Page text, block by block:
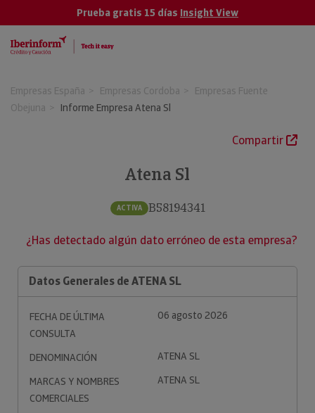
Prueba gratis 15 días Insight View
Empresas España Empresas Cordoba
Empresas Fuente
Obejuna
Informe Empresa Atena Sl
Compartir
Atena Sl
ACTIVA B58194341
¿Has detectado algún dato erróneo de esta empresa?
Datos Generales de ATENA SL
FECHA DE ÚLTIMA
CONSULTA
06 agosto 2026
DENOMINACIÓN
ATENA SL
MARCAS Y NOMBRES
COMERCIALES
ATENA SL